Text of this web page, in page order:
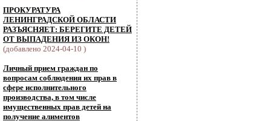
ПРОКУРАТУРА
ЛЕНИНГРАДСКОЙ ОБЛАСТИ
РАЗЪЯСНЯЕТ: БЕРЕГИТЕ ДЕТЕЙ
ОТ ВЫПАДЕНИЯ ИЗ ОКОН!
(добавлено 2024-04-10 )
Личный прием граждан по
вопросам соблюдения их прав в
сфере исполнительного
производства, в том числе
имущественных прав детей на
получение алиментов